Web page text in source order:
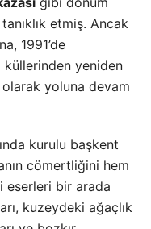
etmiş. Ancak
1991’de
küllerinden yeniden
yoluna devam
kurulu başkent
cömertliğini hem
eserleri bir arada
kuzeydeki ağaçlık